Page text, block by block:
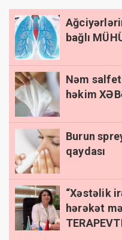
bağlı
Nəm
həkim
Burun
qaydası
“Xəstəlik
hərəkət